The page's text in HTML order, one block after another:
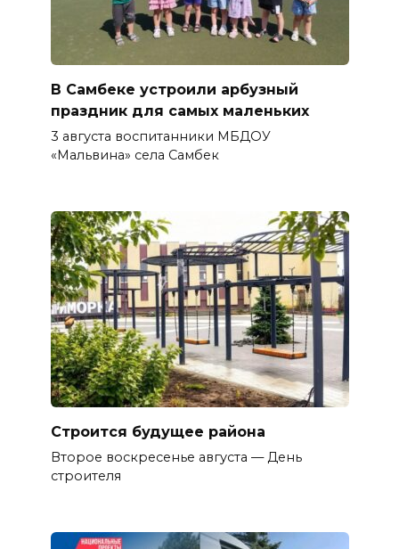
В Самбеке устроили арбузный
праздник для самых маленьких
3 августа воспитанники МБДОУ
«Мальвина» села Самбек
Строится будущее района
Второе воскресенье августа — День
строителя